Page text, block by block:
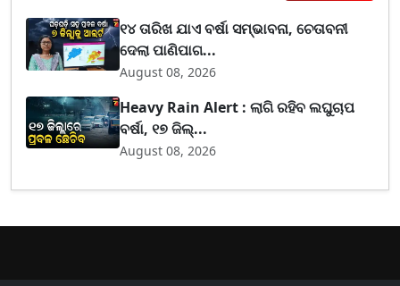
୧୪ ତାରିଖ ଯାଏ ବର୍ଷା ସମ୍ଭାବନା, ଚେତାବନୀ
ଦେଲା ପାଣିପାଗ...
August 08, 2026
Heavy Rain Alert : ଲାଗି ରହିବ ଲଘୁଚାପ
ବର୍ଷା, ୧୭ ଜିଲ୍...
August 08, 2026